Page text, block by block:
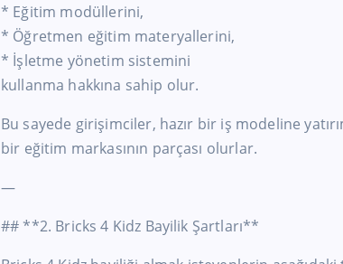
* Eğitim modüllerini,
* Öğretmen eğitim materyallerini,
* İşletme yönetim sistemini
kullanma hakkına sahip olur.
Bu sayede girişimciler, hazır bir iş modeline
bir eğitim markasının parçası olurlar.
—
## **2. Bricks 4 Kidz Bayilik Şartları**